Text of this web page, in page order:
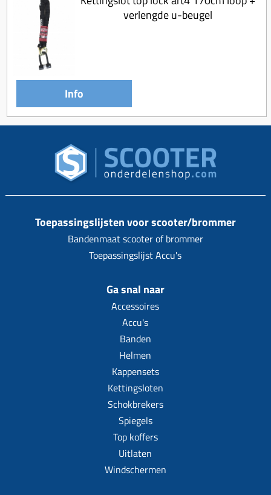
verlengde u-beugel
Info
Toepassingslijsten voor scooter/brommer
Bandenmaat scooter of brommer
Toepassingslijst Accu's
Ga snal naar
Accessoires
Accu's
Banden
Helmen
Kappensets
Kettingsloten
Schokbrekers
Spiegels
Top koffers
Uitlaten
Windschermen